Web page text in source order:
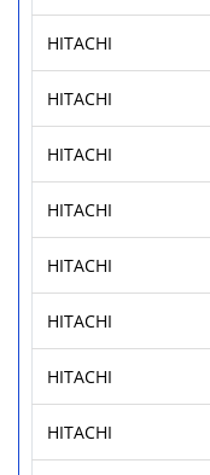
HITACHI
HITACHI
HITACHI
HITACHI
HITACHI
HITACHI
HITACHI
HITACHI